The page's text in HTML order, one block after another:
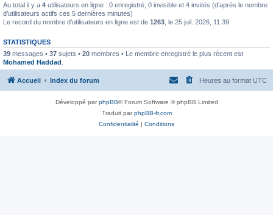
Au total il y a 4 utilisateurs en ligne : 0 enregistré, 0 invisible et 4 invités (d’après le nombre
d’utilisateurs actifs ces 5 dernières minutes)
Le record du nombre d’utilisateurs en ligne est de 1263 , le 25 juil. 2026, 11:39
STATISTIQUES
39 messages • 37 sujets • 20 membres • Le membre enregistré le plus récent est
Mohamed Haddad
Accueil Index du forum Heures au format UTC
Développé parphpBB® Forum Software © phpBB Limited
Traduit parphpBB-fr.com
Confidentialité | Conditions